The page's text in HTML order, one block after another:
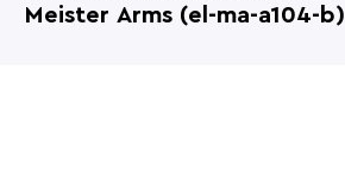
Мeister Аrms (el-ma-a104-b)